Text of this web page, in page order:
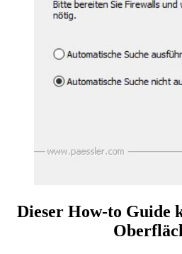
Dieser How-to Guide